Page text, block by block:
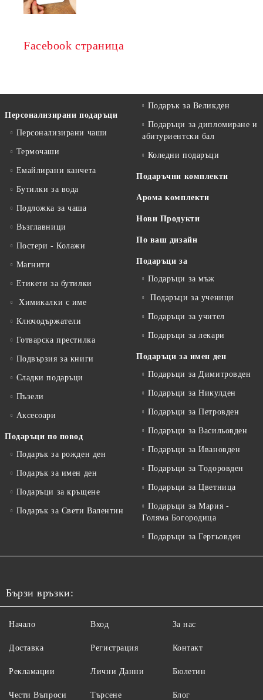
Facebook страница
Персонализирани подаръци
Персонализирани чаши
Термочаши
Емайлирани канчета
Бутилки за вода
Подложка за чаша
Възглавници
Постери - Колажи
Магнити
Етикети за бутилки
Химикалки с име
Ключодържатели
Готварска престилка
Подвързия за книги
Сладки подаръци
Пъзели
Аксесоари
Подаръци по повод
Подарък за рожден ден
Подарък за имен ден
Подаръци за кръщене
Подарък за Свети Валентин
Подарък за Великден
Подаръци за дипломиране и
абитуриентски бал
Коледни подаръци
Подаръчни комплекти
Арома комплекти
Нови Продукти
По ваш дизайн
Подаръци за
Подаръци за мъж
Подаръци за ученици
Подаръци за учител
Подаръци за лекари
Подаръци за имен ден
Подаръци за Димитровден
Подаръци за Никулден
Подаръци за Петровден
Подаръци за Васильовден
Подаръци за Ивановден
Подаръци за Тодоровден
Подаръци за Цветница
Подаръци за Мария -
Голяма Богородица
Подаръци за Гергьовден
Бързи връзки:
Начало
Доставка
Рекламации
Чести Въпроси
Вход
Регистрация
Лични Данни
Търсене
За нас
Контакт
Бюлетин
Блог